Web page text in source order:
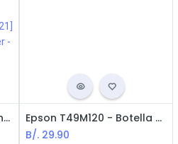
Epson F170 SureColor Printer - para Sublimación
Epson T49M120 - Botella de Tinta para Impresora de Sublimación / Negro
B/. 29.90